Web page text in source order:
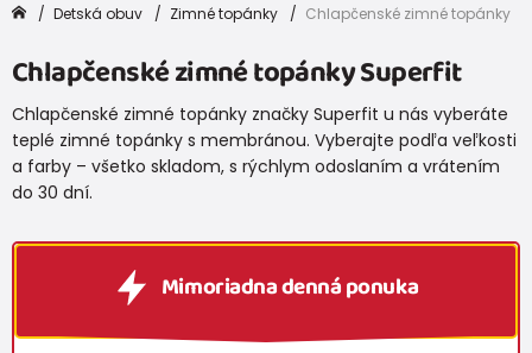
Detská obuv Zimné topánky Chlapčenské zimné topánky
Chlapčenské zimné topánky Superfit
Chlapčenské zimné topánky značky Superfit u nás vyberáte
teplé zimné topánky s membránou. Vyberajte podľa veľkosti
a farby – všetko skladom, s rýchlym odoslaním a vrátením
do 30 dní.
Mimoriadna denná ponuka